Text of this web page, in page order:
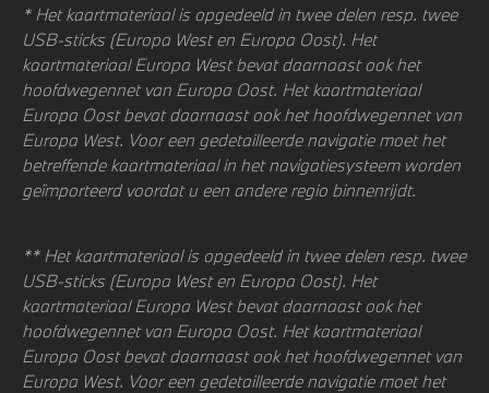
* Het kaartmateriaal is opgedeeld in twee delen resp. twee
USB-sticks (Europa West en Europa Oost). Het
kaartmateriaal Europa West bevat daarnaast ook het
hoofdwegennet van Europa Oost. Het kaartmateriaal
Europa Oost bevat daarnaast ook het hoofdwegennet van
Europa West. Voor een gedetailleerde navigatie moet het
betreffende kaartmateriaal in het navigatiesysteem worden
geïmporteerd voordat u een andere regio binnenrijdt.
** Het kaartmateriaal is opgedeeld in twee delen resp. twee
USB-sticks (Europa West en Europa Oost). Het
kaartmateriaal Europa West bevat daarnaast ook het
hoofdwegennet van Europa Oost. Het kaartmateriaal
Europa Oost bevat daarnaast ook het hoofdwegennet van
Europa West. Voor een gedetailleerde navigatie moet het